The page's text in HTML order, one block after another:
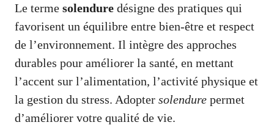
Le terme solendure désigne des pratiques qui
favorisent un équilibre entre bien-être et respect
de l’environnement. Il intègre des approches
durables pour améliorer la santé, en mettant
l’accent sur l’alimentation, l’activité physique et
la gestion du stress. Adopter solendure permet
d’améliorer votre qualité de vie.